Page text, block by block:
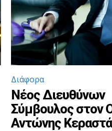
Διάφορα
Νέος Διευθύνων
Σύμβουλος στον
Αντώνης